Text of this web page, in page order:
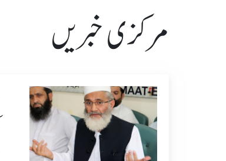
مرکزی خبریں